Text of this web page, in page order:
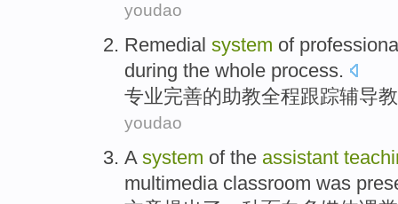
youdao
Remedial system of
during the whole process.
专业完善的助教全程跟踪辅导
youdao
A system of the assistant
multimedia classroom was